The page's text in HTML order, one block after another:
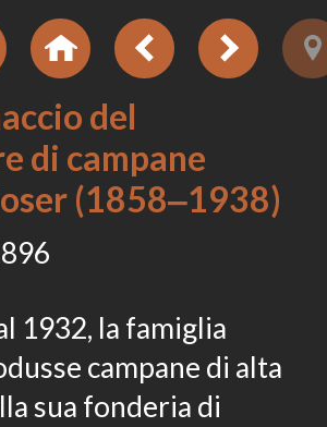
del
di campane
(1858‒1938)
1932, la famiglia
campane di alta
sua fonderia di